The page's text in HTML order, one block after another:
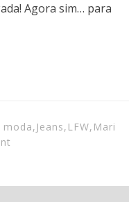
Agora sim… para
, Jeans, LFW, Mari